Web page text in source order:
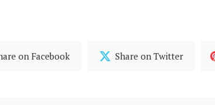
on Facebook Share on Twitter